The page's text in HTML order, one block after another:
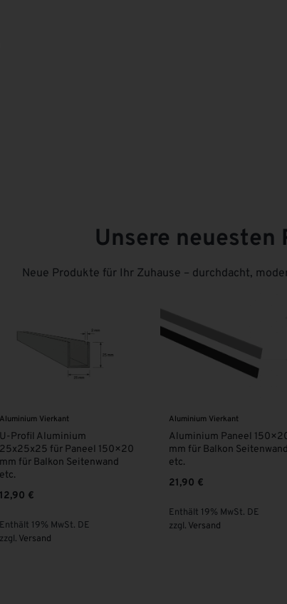
Unsere neuesten
Neue Produkte für Ihr Zuhause – durchdacht,
Aluminium Vierkant
Aluminium Paneel 150×20
mm für Balkon Seitenwand
etc.
zzgl.Versand
Paneele aus Aluminium für
und Balkon
Alu-Sichtschutzzaun
ab 284,00
Enthält 19% MwSt. DE
zzgl.Versand